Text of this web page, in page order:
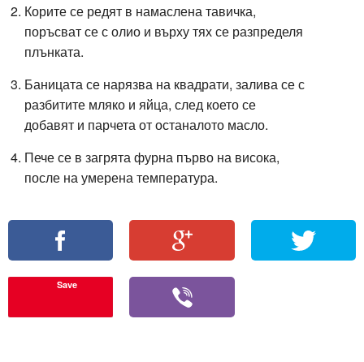
Корите се редят в намаслена тавичка,
поръсват се с олио и върху тях се разпределя
плънката.
Баницата се нарязва на квадрати, залива се с
разбитите мляко и яйца, след което се
добавят и парчета от останалото масло.
Пече се в загрята фурна първо на висока,
после на умерена температура.
Save